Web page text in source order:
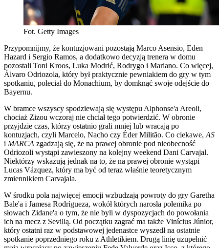
Fot. Getty Images
Przypomnijmy, że kontuzjowani pozostają Marco Asensio, Eden
Hazard i Sergio Ramos, a dodatkowo decyzją trenera w domu
pozostali Toni Kroos, Luka Modrić, Rodrygo i Mariano. Co więcej,
Álvaro Odriozola, który był praktycznie pewniakiem do gry w tym
spotkaniu, poleciał do Monachium, by domknąć swoje odejście do
Bayernu.
W bramce wszyscy spodziewają się występu Alphonse'a Areoli,
chociaż Zizou wczoraj nie chciał tego potwierdzić. W obronie
przyjdzie czas, którzy ostatnio grali mniej lub wracają po
kontuzjach, czyli Marcelo, Nacho czy Éder Militão. Co ciekawe, AS
i MARCA zgadzają się, że na prawej obronie pod nieobecność
Odriozoli wystąpi zawieszony na kolejny weekend Dani Carvajal.
Niektórzy wskazują jednak na to, że na prawej obronie wystąpi
Lucas Vázquez, który ma być od teraz właśnie teoretycznym
zmiennikiem Carvajala.
W środku pola najwięcej emocji wzbudzają powroty do gry Garetha
Bale'a i Jamesa Rodrígueza, wokół których narosła polemika po
słowach Zidane'a o tym, że nie byli w dyspozycjach do powołania
ich na mecz z Sevillą. Od początku zagrać ma także Vinícius Júnior,
który ostatni raz w podstawowej jedenastce wyszedł na ostatnie
spotkanie poprzedniego roku z Athletikiem. Drugą linię uzupełnić